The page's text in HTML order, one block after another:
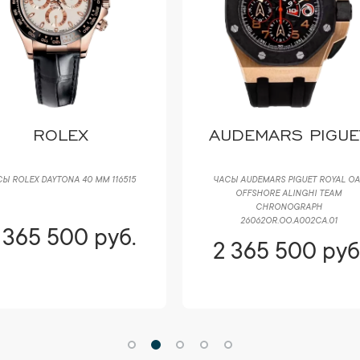
ROLEX
ROLEX DAYTONA 40 ММ 116515
500 руб.
AUDEMARS
ЧАСЫ AUDEMARS PIGUET ROYAL
OFFSHORE ALINGHI TEAM
CHRONOGRAPH
26062OR.OO.A002CA.01
2 365 500